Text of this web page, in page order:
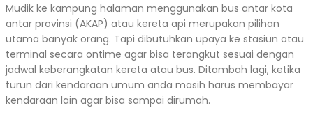
Mudik ke kampung halaman menggunakan bus antar kota
antar provinsi (AKAP) atau kereta api merupakan pilihan
utama banyak orang. Tapi dibutuhkan upaya ke stasiun atau
terminal secara ontime agar bisa terangkut sesuai dengan
jadwal keberangkatan kereta atau bus. Ditambah lagi, ketika
turun dari kendaraan umum anda masih harus membayar
kendaraan lain agar bisa sampai dirumah.